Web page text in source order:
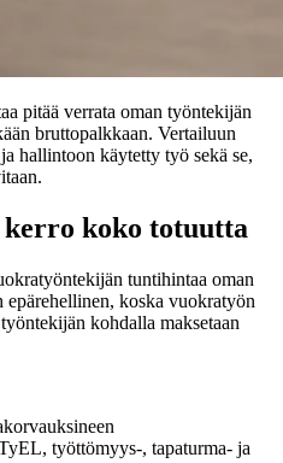
pitää verrata oman työntekijän
bruttopalkkaan. Vertailuun
hallintoon käytetty työ sekä se,
koko totuutta
tuntihintaa oman
koska vuokratyön
kohdalla maksetaan
työttömyys-, tapaturma- ja